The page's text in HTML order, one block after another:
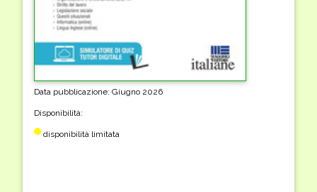
Data pubblicazione: Giugno 2026
Disponibilità:
disponibilità limitata